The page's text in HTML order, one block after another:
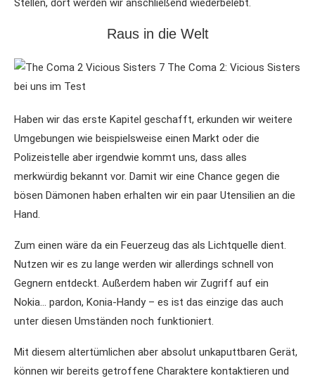
Stellen, dort werden wir anschließend wiederbelebt.
Raus in die Welt
Haben wir das erste Kapitel geschafft, erkunden wir weitere
Umgebungen wie beispielsweise einen Markt oder die
Polizeistelle aber irgendwie kommt uns, dass alles
merkwürdig bekannt vor. Damit wir eine Chance gegen die
bösen Dämonen haben erhalten wir ein paar Utensilien an die
Hand.
Zum einen wäre da ein Feuerzeug das als Lichtquelle dient.
Nutzen wir es zu lange werden wir allerdings schnell von
Gegnern entdeckt. Außerdem haben wir Zugriff auf ein
Nokia… pardon, Konia-Handy – es ist das einzige das auch
unter diesen Umständen noch funktioniert.
Mit diesem altertümlichen aber absolut unkaputtbaren Gerät,
können wir bereits getroffene Charaktere kontaktieren und